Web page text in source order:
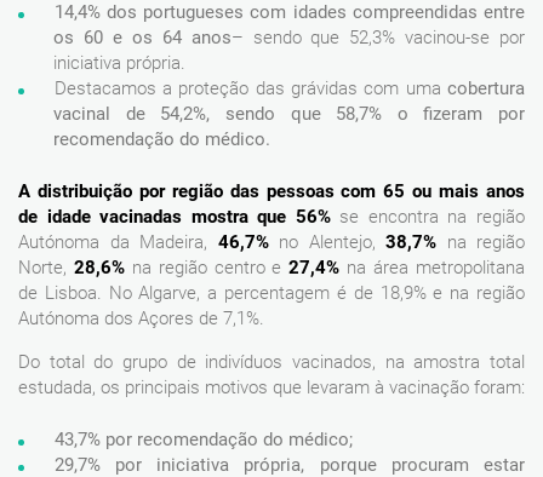
14,4% dos portugueses com idades compreendidas entre
os 60 e os 64 anos– sendo que 52,3% vacinou-se por
iniciativa própria.
Destacamos a proteção das grávidas com uma cobertura
vacinal de 54,2%, sendo que 58,7% o fizeram por
recomendação do médico.
A distribuição por região das pessoas com 65 ou mais anos
de idade vacinadas mostra que 56% se encontra na região
Autónoma da Madeira, 46,7% no Alentejo, 38,7% na região
Norte, 28,6% na região centro e 27,4% na área metropolitana
de Lisboa. No Algarve, a percentagem é de 18,9% e na região
Autónoma dos Açores de 7,1%.
Do total do grupo de indivíduos vacinados, na amostra total
estudada, os principais motivos que levaram à vacinação foram:
43,7% por recomendação do médico;
29,7% por iniciativa própria, porque procuram estar